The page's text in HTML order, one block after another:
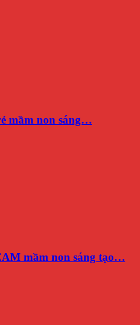
mầm non sáng…
mầm non sáng tạo…